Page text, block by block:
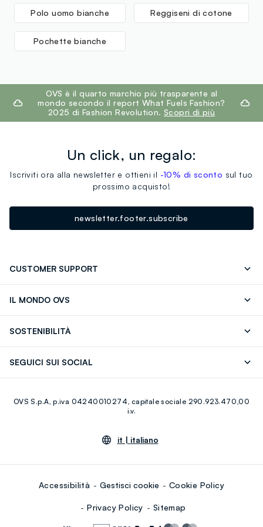
Polo uomo bianche Reggiseni di cotone
Pochette bianche
footer.ariatitleOVS è il quarto marchio più trasparente al
mondo secondo il report What Fuels Fashion?
2025 di Fashion Revolution. Scopri di più
Un click, un regalo:
Iscriviti ora alla newsletter e ottieni il -10% di sconto sul tuo
prossimo acquisto!
newsletter.footer.subscribe
CUSTOMER SUPPORT
IL MONDO OVS
Giftcard
SOSTENIBILITÀ
SEGUICI SUI SOCIAL
Youtube Linkedin
OVS S.p.A, p.iva 04240010274, capitale sociale 290.923.470,00
i.v.
it | italiano
Accessibilità Gestisci cookie Cookie Policy
Privacy Policy Sitemap